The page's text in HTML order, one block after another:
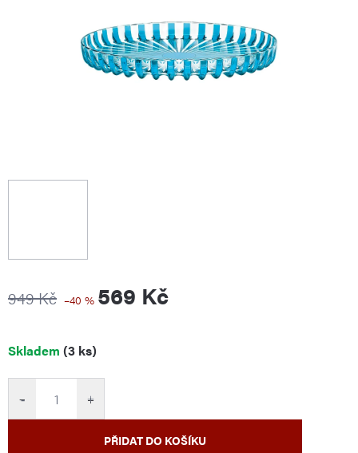
949 Kč –40 % 569 Kč
Měrná
Skladem (3 ks)
+
−
PŘIDAT DO KOŠÍKU